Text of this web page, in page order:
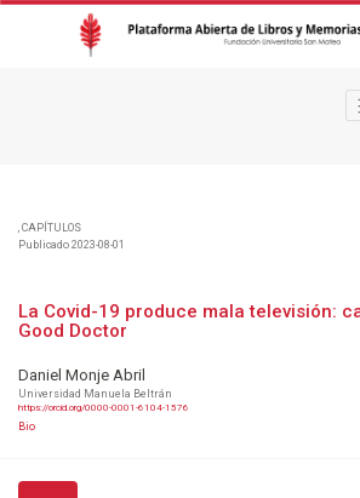
, CAPÍTULOS
La Covid-19 produce mala televisión:
Good Doctor
Publicado 2023-08-01
Daniel Monje Abril
Universidad Manuela Beltrán
https://orcid.org/0000-0001-6104-1576
Bio